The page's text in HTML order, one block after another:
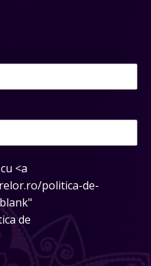
<a
politica-de-
de